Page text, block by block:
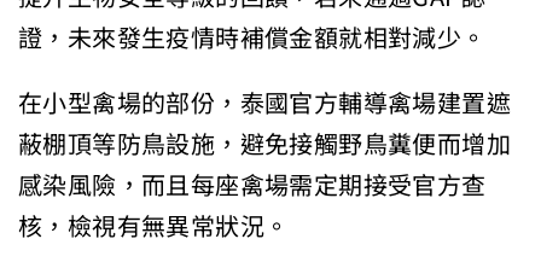
證，未來發生疫情時補償金額就相對減少。
在小型禽場的部份，泰國官方輔導禽場建置遮
蔽棚頂等防鳥設施，避免接觸野鳥糞便而增加
感染風險，而且每座禽場需定期接受官方查
核，檢視有無異常狀況。